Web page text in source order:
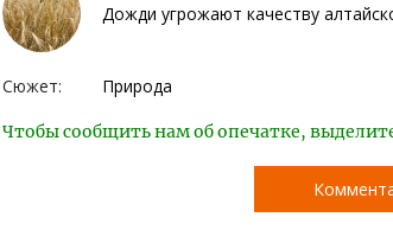
Дожди угрожают качеству
Сюжет: Природа
Чтобы сообщить нам об опечатке,